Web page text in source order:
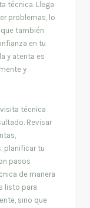
técnica. Llega
problemas, lo
también
en tu
y atenta es
y
técnica
Revisar
planificar tu
pasos
de manera
listo para
sino que